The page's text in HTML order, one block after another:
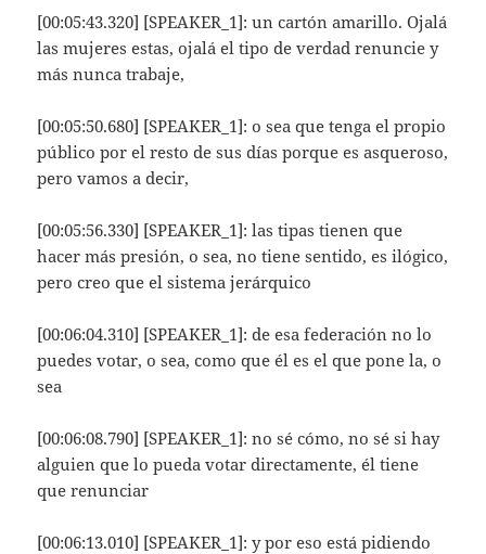
[00:05:43.320] [SPEAKER_1]: un cartón amarillo. Ojalá
las mujeres estas, ojalá el tipo de verdad renuncie y
más nunca trabaje,
[00:05:50.680] [SPEAKER_1]: o sea que tenga el propio
público por el resto de sus días porque es asqueroso,
pero vamos a decir,
[00:05:56.330] [SPEAKER_1]: las tipas tienen que
hacer más presión, o sea, no tiene sentido, es ilógico,
pero creo que el sistema jerárquico
[00:06:04.310] [SPEAKER_1]: de esa federación no lo
puedes votar, o sea, como que él es el que pone la, o
sea
[00:06:08.790] [SPEAKER_1]: no sé cómo, no sé si hay
alguien que lo pueda votar directamente, él tiene
que renunciar
[00:06:13.010] [SPEAKER_1]: y por eso está pidiendo